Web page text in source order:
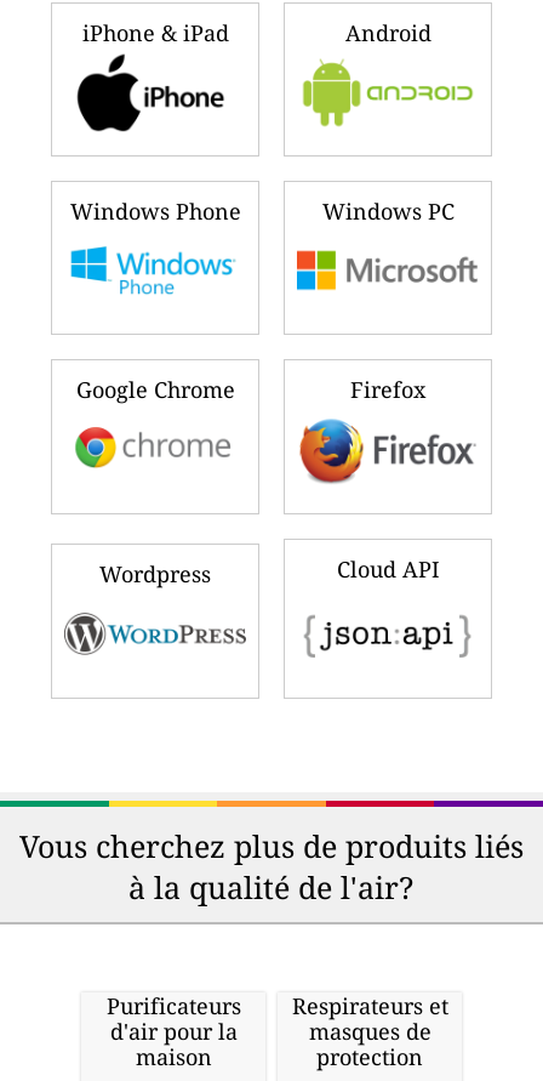
iPhone & iPad Android
Windows Phone Windows PC
Google Chrome Firefox
Wordpress Cloud API
Vous cherchez plus de produits liés
à la qualité de l'air?
Purificateurs
d'air pour la
maison
Respirateurs et
masques de
protection